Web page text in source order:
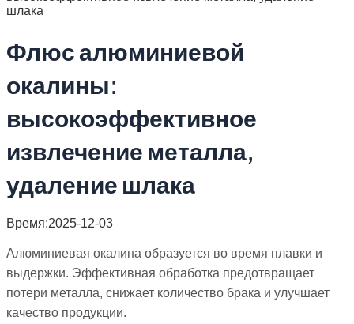
шлака
Флюс алюминиевой
окалины:
высокоэффективное
извлечение металла,
удаление шлака
Время:2025-12-03
Алюминиевая окалина образуется во время плавки и
выдержки. Эффективная обработка предотвращает
потери металла, снижает количество брака и улучшает
качество продукции.